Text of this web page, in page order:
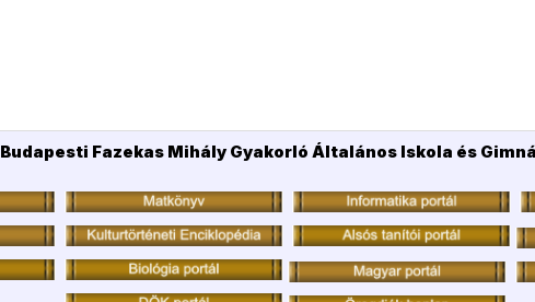
Budapesti Fazekas Mihály Gyakorló Általános Iskola és